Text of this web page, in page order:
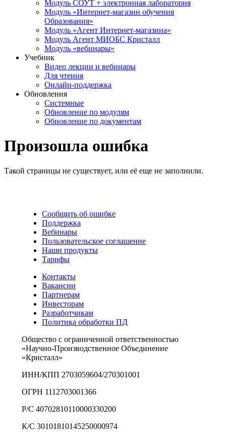
Модуль СОУТ + электронная лаборатория
Модуль «Интернет-магазин обучения
Образования»
Модуль «Агент Интернет-магазина»
Модуль Агент МИОБС Кристалл
Модуль «вебинары»
Учебник
Видео лекции и вебинары
Для чтения
Онлайн-поддержка
Обновления
Системные
Обновление по модулям
Обновление по документам
Произошла ошибка
Такой страницы не существует, или её еще не заполнили.
Сообщить об ошибке
Поддержка
Вебинары
Пользовательское соглашение
Наши продукты
Тарифы
Контакты
Вакансии
Партнерам
Инвесторам
Разработчикам
Политика обработки ПД
Общество с ограниченной ответственностью
«Научно-Производственное Объединение
«Кристалл»
ИНН/КПП 2703059604/270301001
ОГРН 1112703001366
Р/С 40702810110000330200
К/С 30101810145250000974